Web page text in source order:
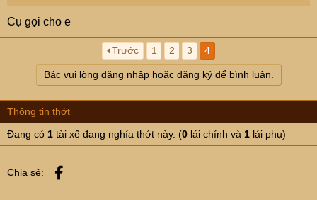
Cụ gọi cho e
Trước 1 2 3 4
Bác vui lòng đăng nhập hoặc đăng ký để bình luận.
Thông tin thớt
Đang có 1 tài xế đang nghía thớt này. (0 lái chính và 1 lái phụ)
Chia sẻ: